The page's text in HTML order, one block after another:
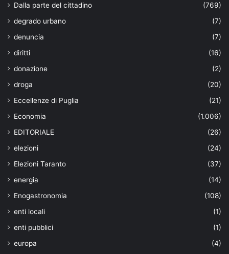
Dalla parte del cittadino
(769)
degrado urbano
(7)
denuncia
(7)
diritti
(16)
donazione
(2)
droga
(20)
Eccellenze di Puglia
(21)
Economia
(1.006)
EDITORIALE
(26)
elezioni
(24)
Elezioni Taranto
(37)
energia
(14)
Enogastronomia
(108)
enti locali
(1)
enti pubblici
(1)
europa
(4)